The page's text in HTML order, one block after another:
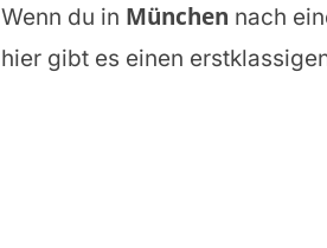
Wenn du in München nach
hier gibt es einen